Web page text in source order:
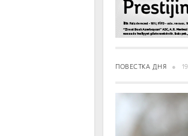
ПОВЕСТКА ДНЯ